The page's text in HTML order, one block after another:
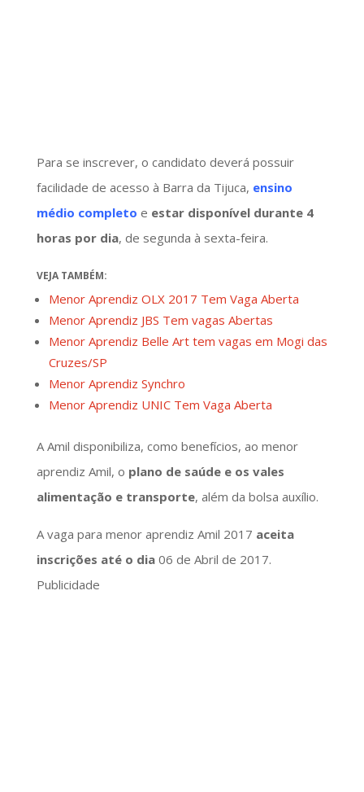
Para se inscrever, o candidato deverá possuir
facilidade de acesso à Barra da Tijuca, ensino
médio completo e estar disponível durante 4
horas por dia, de segunda à sexta-feira.
VEJA TAMBÉM:
Menor Aprendiz OLX 2017 Tem Vaga Aberta
Menor Aprendiz JBS Tem vagas Abertas
Menor Aprendiz Belle Art tem vagas em Mogi das
Cruzes/SP
Menor Aprendiz Synchro
Menor Aprendiz UNIC Tem Vaga Aberta
A Amil disponibiliza, como benefícios, ao menor
aprendiz Amil, o plano de saúde e os vales
alimentação e transporte, além da bolsa auxílio.
A vaga para menor aprendiz Amil 2017 aceita
inscrições até o dia06 de Abril de 2017.
Publicidade